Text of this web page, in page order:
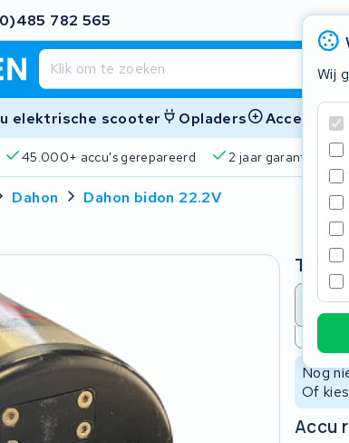
782 565
elektrische scooter Opladers
45.000+ accu's gerepareerd 2 jaar garantie
Wij
Dahon Dahon bidon 22.2V
Type
Nog
Of
Accu
Begin te typen in